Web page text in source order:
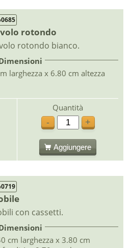
rotondo
rotondo bianco.
larghezza x 6.80 cm altezza
Quantità
-
+
Aggiungere
con cassetti.
cm larghezza x 3.80 cm